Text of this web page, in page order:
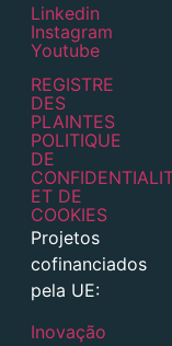
Linkedin
Instagram
Youtube
REGISTRE
DES
PLAINTES
POLITIQUE
DE
ET DE
COOKIES
Projetos
cofinanciados
pela UE:
Inovação